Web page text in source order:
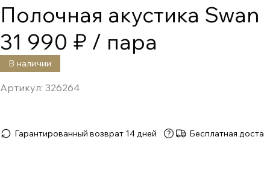
Полочная акустика
31 990 ₽ / пара
В наличии
Артикул: 326264
Гарантированный возврат 14 дней Бесплатная